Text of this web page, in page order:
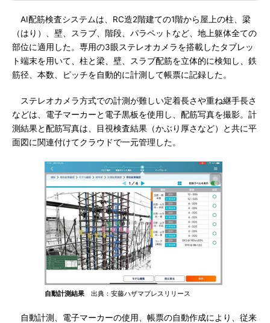
AI配筋検査システムは、RC造2階建ての1階から屋上の柱、梁
（はり）、壁、スラブ、階段、パラペットなど、地上躯体全ての
部位に適用した。専用の3眼ステレオカメラを搭載したタブレッ
ト端末を用いて、柱と梁、壁、スラブ配筋を立体的に検知し、鉄
筋径、本数、ピッチを自動的に計測して帳票に記録した。
ステレオカメラ方式での計測が難しい定着長さや重ね継手長さ
などは、電子マーカーと電子黒板を使用し、配筋写真を撮影。計
測結果と配筋写真は、目視検査結果（かぶり厚さなど）と共に平
面図に関連付けてクラウドで一元管理した。
自動計測結果 出典：安藤ハザマプレスリリース
自動計測、電子マーカーの使用、帳票の自動作成により、従来